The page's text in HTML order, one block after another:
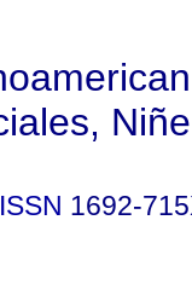
ISSN 1692-